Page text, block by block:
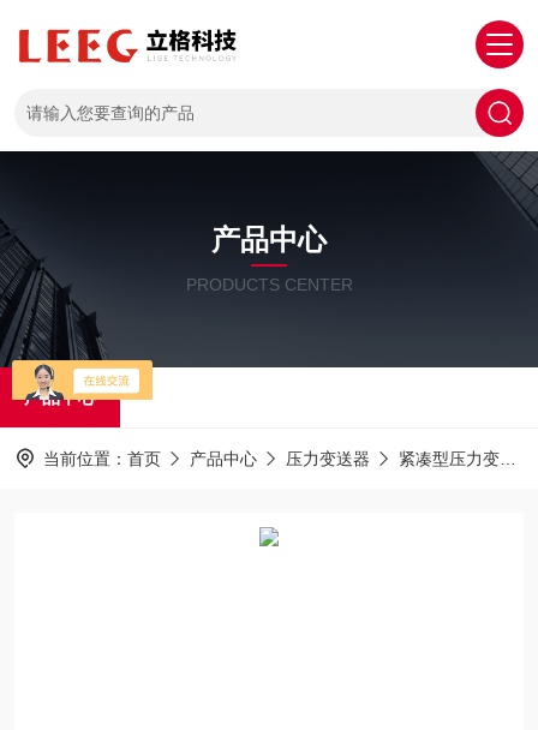
产品中心
PRODUCTS CENTER
产品中心
当前位置： 首页 产品中心 压力变送器 紧凑型压力变送器